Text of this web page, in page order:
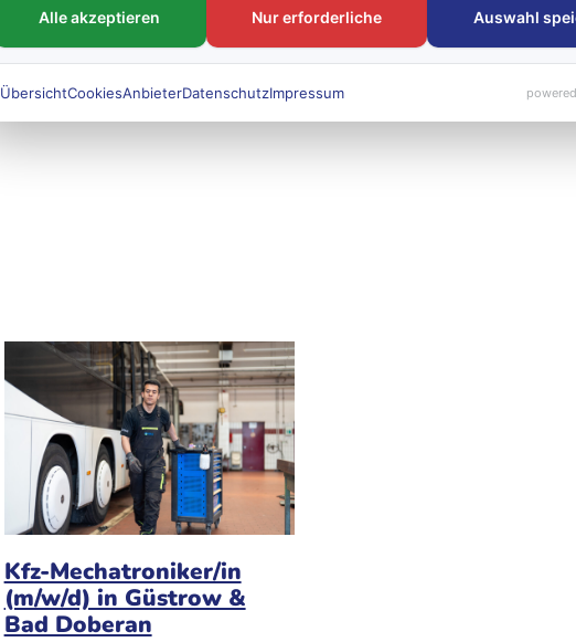
Kfz-Mechatroniker/in
(m/w/d) in Güstrow &
Bad Doberan
Alle akzeptieren Nur erforderliche Auswahl
ÜbersichtCookiesAnbieterDatenschutzImpressum